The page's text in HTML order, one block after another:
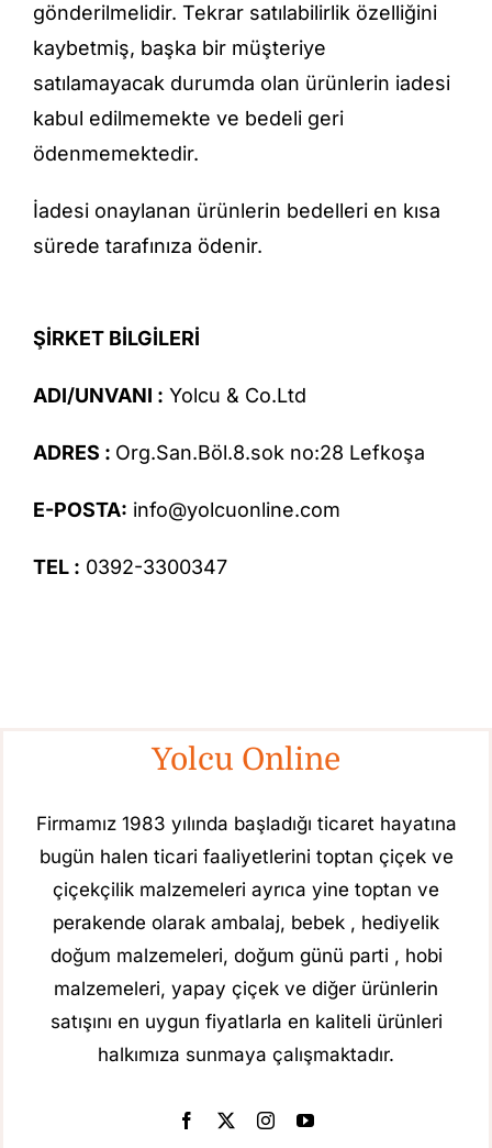
gönderilmelidir. Tekrar satılabilirlik özelliğini
kaybetmiş, başka bir müşteriye
satılamayacak durumda olan ürünlerin iadesi
kabul edilmemekte ve bedeli geri
ödenmemektedir.
İadesi onaylanan ürünlerin bedelleri en kısa
sürede tarafınıza ödenir.
ŞİRKET BİLGİLERİ
ADI/UNVANI : Yolcu & Co.Ltd
ADRES : Org.San.Böl.8.sok no:28 Lefkoşa
E-POSTA: info@yolcuonline.com
TEL : 0392-3300347
Yolcu Online
Firmamız 1983 yılında başladığı ticaret hayatına
bugün halen ticari faaliyetlerini toptan çiçek ve
çiçekçilik malzemeleri ayrıca yine toptan ve
perakende olarak ambalaj, bebek , hediyelik
doğum malzemeleri, doğum günü parti , hobi
malzemeleri, yapay çiçek ve diğer ürünlerin
satışını en uygun fiyatlarla en kaliteli ürünleri
halkımıza sunmaya çalışmaktadır.